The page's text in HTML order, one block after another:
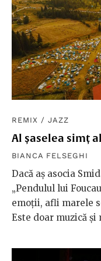
REMIX /JAZZ
Al șaselea simț
BIANCA FELSEGHI
Dacă aş asocia
„Pendulul lui
emoţii, afli marele
Este doar muzică